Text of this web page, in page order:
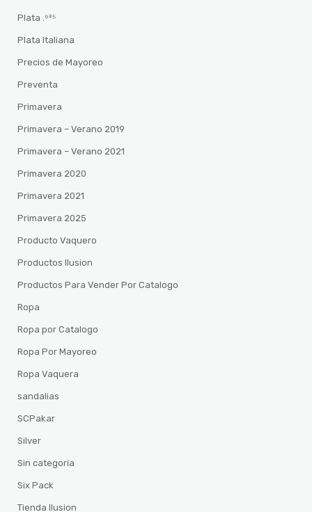
Plata .⁹²⁵
Plata Italiana
Precios de Mayoreo
Preventa
Primavera
Primavera – Verano 2019
Primavera – Verano 2021
Primavera 2020
Primavera 2021
Primavera 2025
Producto Vaquero
Productos Ilusion
Productos Para Vender Por Catalogo
Ropa
Ropa por Catalogo
Ropa Por Mayoreo
Ropa Vaquera
sandalias
SCPakar
Silver
Sin categoría
Six Pack
Tienda Ilusion